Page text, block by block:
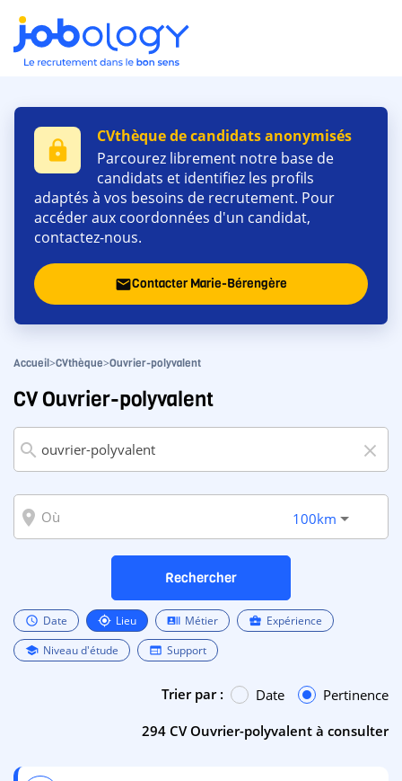
lock
CVthèque de candidats anonymisés
Parcourez librement notre base de
candidats et identifiez les profils
adaptés à vos besoins de recrutement. Pour
accéder aux coordonnées d'un candidat,
contactez-nous.
emailContacter Marie-Bérengère
Accueil>CVthèque>Ouvrier-polyvalent
CV Ouvrier-polyvalent
search close
room 100km
Rechercher
schedule Date my_location Lieu recent_actors Métier business_center Expérience
school Niveau d'étude web Support
294 CV Ouvrier-polyvalent à consulter
Trier par : Date Pertinence